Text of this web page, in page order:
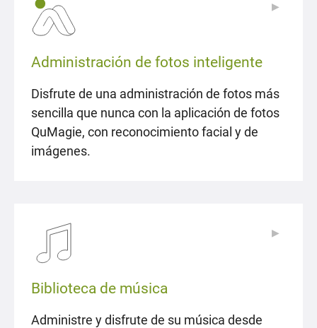
Administración de fotos inteligente
Disfrute de una administración de fotos más
sencilla que nunca con la aplicación de fotos
QuMagie, con reconocimiento facial y de
imágenes.
▶
Biblioteca de música
Administre y disfrute de su música desde
▶